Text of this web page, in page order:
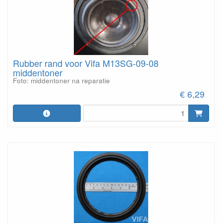
Rubber rand voor Vifa M13SG-09-08
middentoner
Foto: middentoner na reparatie
€ 6,29